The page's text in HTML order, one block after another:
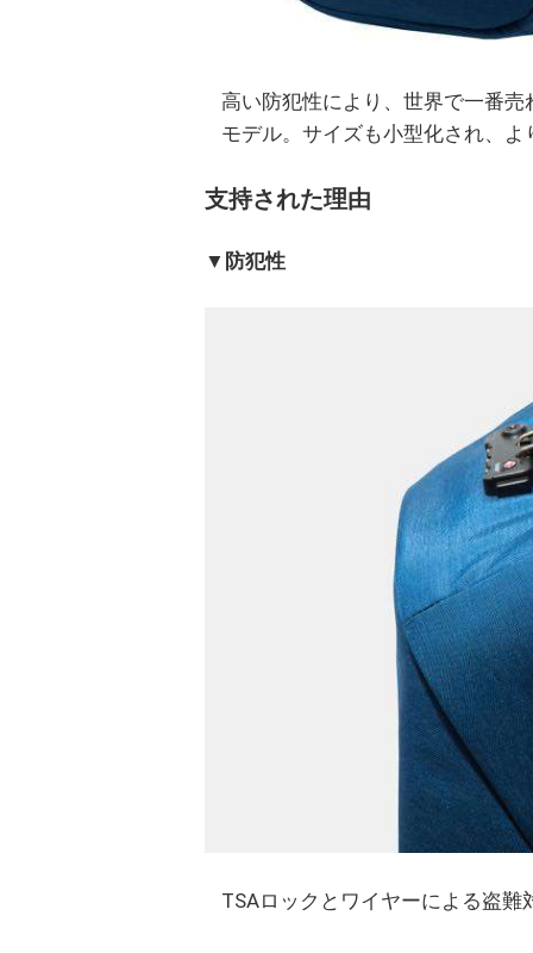
高い防犯性により、世界で一番
モデル。サイズも小型化され、
支持された理由
▼防犯性
TSAロックとワイヤーによる盗難